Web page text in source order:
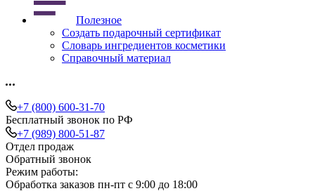
Полезное
Создать подарочный сертификат
Словарь ингредиентов косметики
Справочный материал
+7 (800) 600-31-70
Бесплатный звонок по РФ
+7 (989) 800-51-87
Отдел продаж
Обратный звонок
Режим работы:
Обработка заказов пн-пт с 9:00 до 18:00